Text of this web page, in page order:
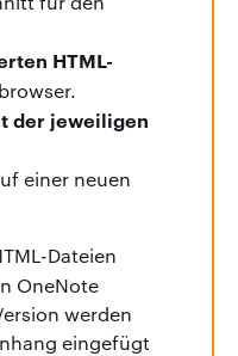
HTML-
der jeweiligen
einer neuen
Dateien
OneNote
werden
eingefügt